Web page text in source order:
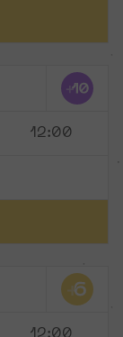
12:00